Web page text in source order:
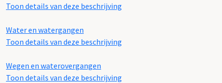
Toon details van deze beschrijving
Water en watergangen
Toon details van deze beschrijving
Wegen en waterovergangen
Toon details van deze beschrijving